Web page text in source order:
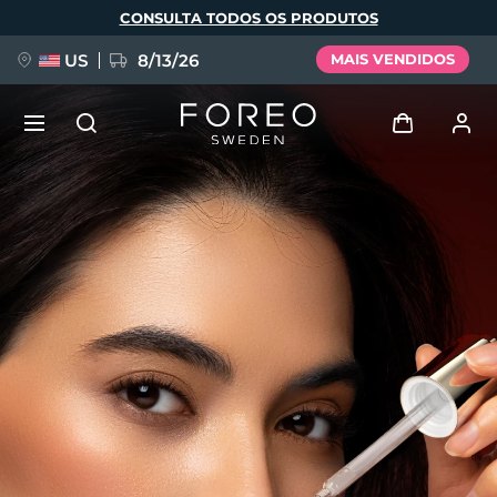
principal
CONSULTA TODOS OS PRODUTOS
US 8/13/26 MAIS VENDIDOS
Entrar
Perfil de usuário
Meus aparelhos
Meus pedidos
Meus endereços
As minhas subscrições
NOVIDADE
FAQ™ Pure Beauty-Tech Elixir
BREAKING NEWS
issa™ Teeth Whitening Set
Idioma
English Deutsch
Español
Français
Italiano
Português
Polski
Svenska
Русский
Türkçe
简体中文 繁體中文